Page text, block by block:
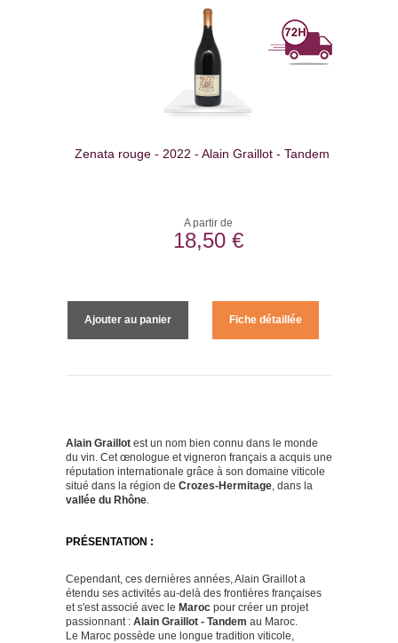
Zenata rouge - 2022 - Alain Graillot - Tandem
A partir de
18,50 €
Ajouter au panier Fiche détaillée
Alain Graillot est un nom bien connu dans le monde
du vin. Cet œnologue et vigneron français a acquis une
réputation internationale grâce à son domaine viticole
situé dans la région de Crozes-Hermitage, dans la
vallée du Rhône.
PRÉSENTATION :
Cependant, ces dernières années, Alain Graillot a
étendu ses activités au-delà des frontières françaises
et s'est associé avec le Maroc pour créer un projet
passionnant : Alain Graillot - Tandem au Maroc.
Le Maroc possède une longue tradition viticole,